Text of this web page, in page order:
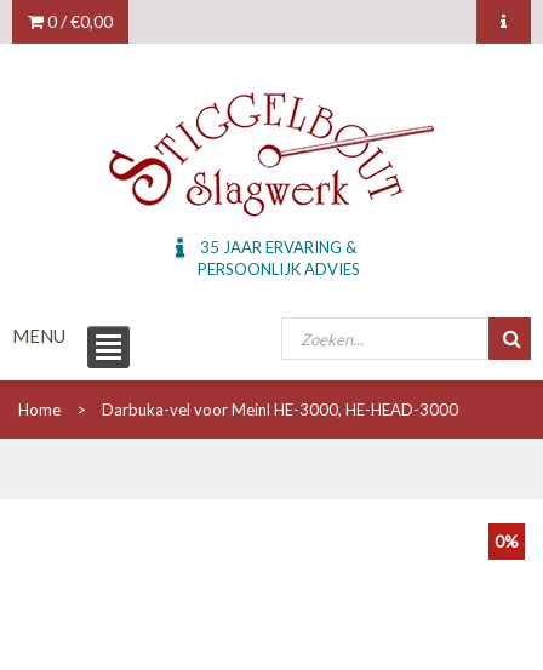
0 /€0,00
35 JAAR ERVARING &
PERSOONLIJK ADVIES
MENU
Home Darbuka-vel voor Meinl HE-3000, HE-HEAD-3000
0%